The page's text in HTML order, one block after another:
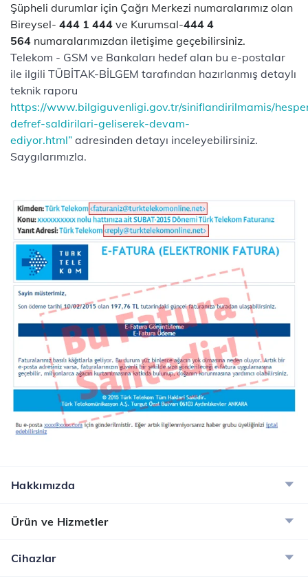
Şüpheli durumlar için Çağrı Merkezi numaralarımız olan
Bireysel- 444 1 444 ve Kurumsal-444 4
564 numaralarımızdan iletişime geçebilirsiniz.
Telekom - GSM ve Bankaları hedef alan bu e-postalar
ile ilgili TÜBİTAK-BİLGEM tarafından hazırlanmış detaylı
teknik raporu
https://www.bilgiguvenligi.gov.tr/siniflandirilmamis/
defref-saldirilari-geliserek-devam-
ediyor.html” adresinden detayı inceleyebilirsiniz.
Saygılarımızla.
Hakkımızda
Ürün ve Hizmetler
Cihazlar